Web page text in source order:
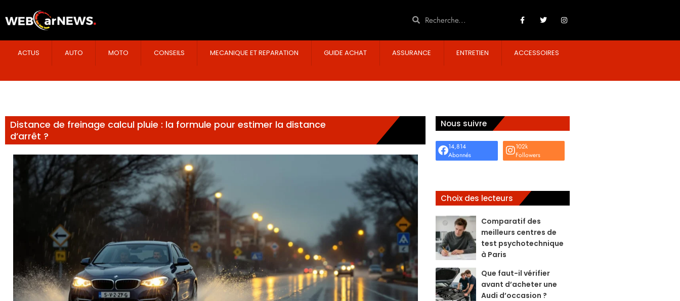
ACTUS AUTO MOTO CONSEILS MECANIQUE ET REPARATION GUIDE ACHAT ASSURANCE ENTRETIEN ACCESSOIRES
Distance de freinage calcul pluie : la formule pour estimer la distance
d’arrêt ?
Nous suivre
14,814
Abonnés
102k
Followers
Choix des lecteurs
Comparatif des
meilleurs centres de
test psychotechnique
à Paris
Que faut-il vérifier
avant d’acheter une
Audi d’occasion ?